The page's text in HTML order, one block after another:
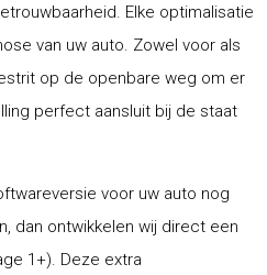
Elke optimalisatie
van uw auto. Zowel voor als
op de openbare weg om er
perfect aansluit bij de staat
voor uw auto nog
dan ontwikkelen wij direct een
1+). Deze extra